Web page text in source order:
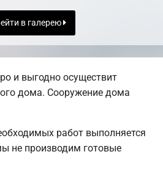
в галерею
и выгодно осуществит
дома. Сооружение дома
работ выполняется
не производим готовые